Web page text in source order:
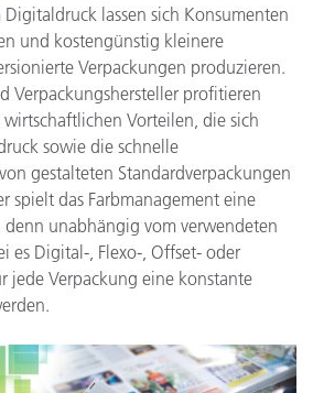
lassen sich Konsumenten
und kostengünstig kleinere
Verpackungen produzieren.
Verpackungshersteller profitieren
Vorteilen, die sich
sowie die schnelle
gestalteten Standardverpackungen
spielt das Farbmanagement eine
denn unabhängig vom verwendeten
es Digital-, Flexo-, Offset- oder
jede Verpackung eine konstante